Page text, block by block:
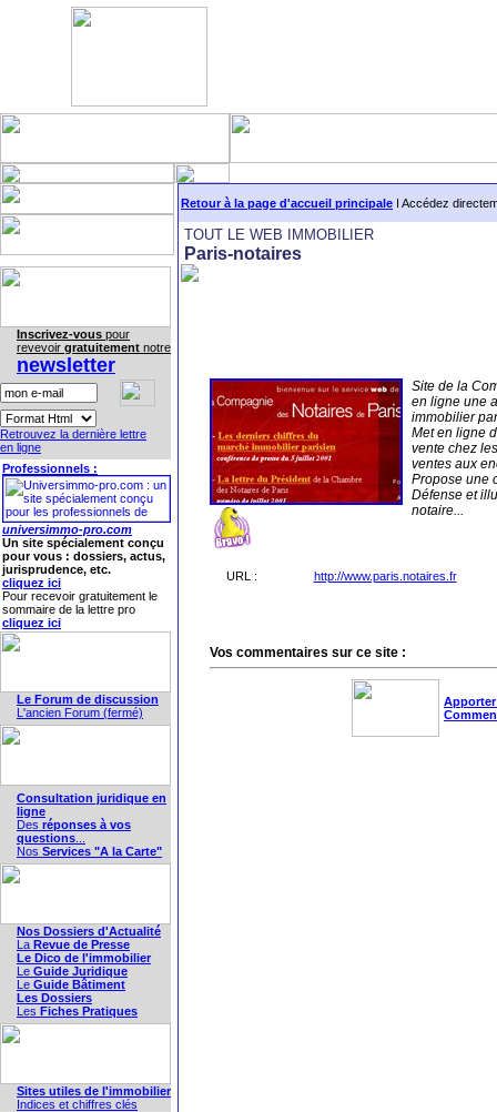
Inscrivez-vous pour
revevoir gratuitement notre
newsletter
Retrouvez la dernière lettre
en ligne
Professionnels :
universimmo-pro.com
Un site spécialement conçu
pour vous : dossiers, actus,
jurisprudence, etc.
cliquez ici
Pour recevoir gratuitement le
sommaire de la lettre pro
cliquez ici
Le Forum de discussion
L'ancien Forum (fermé)
Consultation juridique en
ligne
Des réponses à vos
questions
Nos Services "A la Carte"
Nos Dossiers d'Actualité
La Revue de Presse
Le Dico de l'immobilier
Le Guide Juridique
Le Guide Bâtiment
Les Dossiers
Les Fiches Pratiques
Sites utiles de l'immobilier
Indices et chiffres clés
Retour à la page d'accueil principale I Accédez
TOUT LE WEB IMMOBILIER
Paris-notaires
Site de la
en ligne une
immobilier
Met en ligne
vente chez
ventes aux
Propose une
Défense et
notaire...
URL : http://www.paris.notaires.fr
Vos commentaires sur ce site :